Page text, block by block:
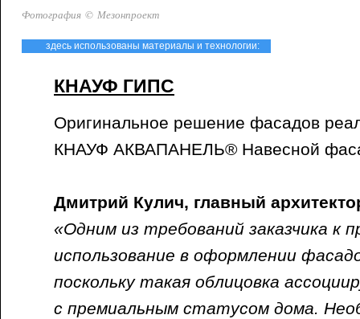
Фотография © Мезонпроект
здесь использованы материалы и технологии:
КНАУФ ГИПС
Оригинальное решение фасадов
КНАУФ АКВАПАНЕЛЬ® Навесной
Дмитрий Кулич, главный
«Одним из требований заказчика к
использование в оформлении
поскольку такая облицовка
с премиальным статусом дома.